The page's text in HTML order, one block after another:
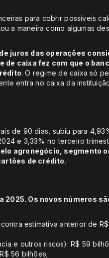
para cobrir possíveis
a maneira como algumas
juros das operações
de caixa fez com que o
. O regime de caixa só
entra no caixa da
de 90 dias, subiu para
e 3,33% no terceiro
agronegócio, segmento
de crédito.
2025. Os novos números
estimativa anterior de
e outros riscos): R$ 59
56 bilhões;